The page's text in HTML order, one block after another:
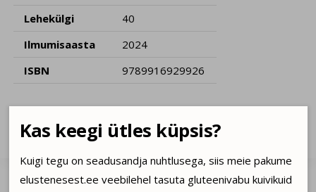
Lehekülgi
40
Ilmumisaasta
2024
ISBN
9789916929926
Kirjastus soovitab uurida ka neid tooteid ...
Kas keegi ütles küpsis?
Kuigi tegu on seadusandja nuhtlusega, siis meie pakume
elustenesest.ee veebilehel tasuta gluteenivabu kuivikuid